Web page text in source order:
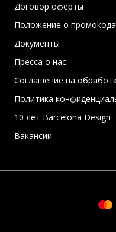
Договор оферты
Положение о
Документы
Пресса о нас
Соглашение на
Политика
10 лет Barcelona Design
Вакансии